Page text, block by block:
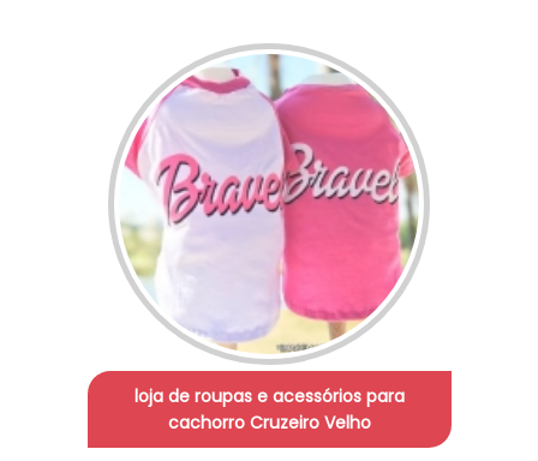
loja de roupas e acessórios para
cachorro Cruzeiro Velho